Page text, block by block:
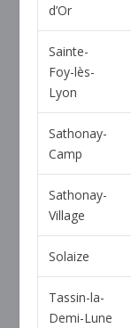
d’Or
Sainte-
Foy-lès-
Lyon
Sathonay-
Camp
Sathonay-
Village
Solaize
Tassin-la-
Demi-Lune